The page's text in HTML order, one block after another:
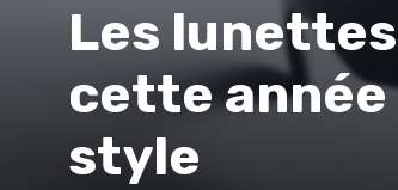
Les
cette
style